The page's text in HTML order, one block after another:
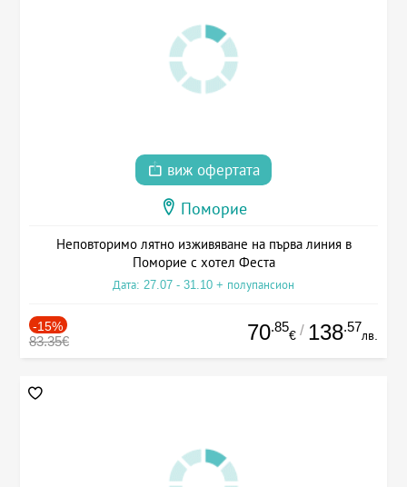
виж офертата
Поморие
Неповторимо лятно изживяване на първа линия в
Поморие с хотел Феста
Дата: 27.07 - 31.10 + полупансион
-15%
83.35€ 70.85
€ / 138.57
лв.